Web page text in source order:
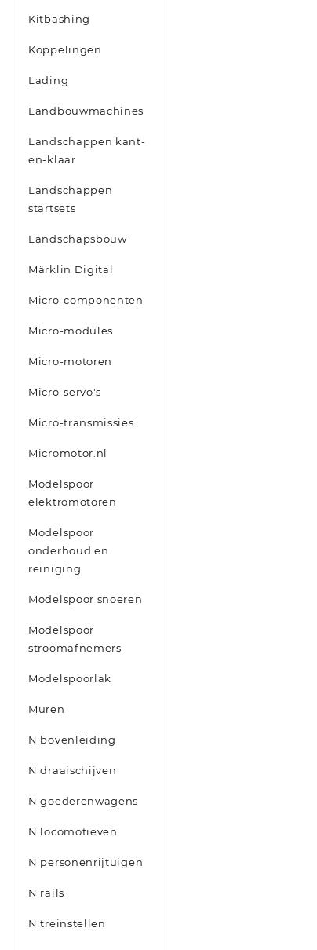
Kitbashing
Koppelingen
Lading
Landbouwmachines
Landschappen kant-
en-klaar
Landschappen
startsets
Landschapsbouw
Märklin Digital
Micro-componenten
Micro-modules
Micro-motoren
Micro-servo's
Micro-transmissies
Micromotor.nl
Modelspoor
elektromotoren
Modelspoor
onderhoud en
reiniging
Modelspoor snoeren
Modelspoor
stroomafnemers
Modelspoorlak
Muren
N bovenleiding
N draaischijven
N goederenwagens
N locomotieven
N personenrijtuigen
N rails
N treinstellen